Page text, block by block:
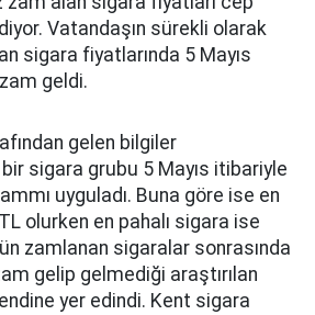
Vatandaşın sürekli olarak
sigara fiyatlarında 5 Mayıs
geldi.
gelen bilgiler
sigara grubu 5 Mayıs itibariyle
uyguladı. Buna göre ise en
olurken en pahalı sigara ise
zamlanan sigaralar sonrasında
gelip gelmediği araştırılan
yer edindi. Kent sigara